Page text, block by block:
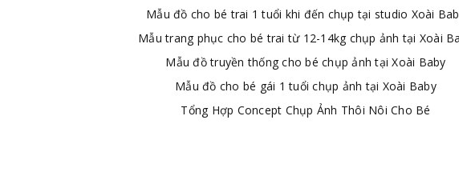
Mẫu đồ cho bé trai 1 tuổi khi đến chụp tại studio Xoài
Mẫu trang phục cho bé trai từ 12-14kg chụp ảnh tại Xoài
Mẫu đồ truyền thống cho bé chụp ảnh tại Xoài Baby
Mẫu đồ cho bé gái 1 tuổi chụp ảnh tại Xoài Baby
Tổng Hợp Concept Chụp Ảnh Thôi Nôi Cho Bé